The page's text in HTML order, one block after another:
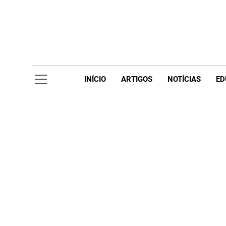
INÍCIO ARTIGOS NOTÍCIAS